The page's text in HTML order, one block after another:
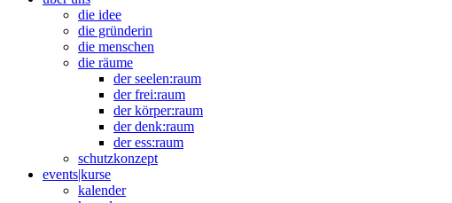
die idee
die gründerin
die menschen
die räume
der seelen:raum
der frei:raum
der körper:raum
der denk:raum
der ess:raum
schutzkonzept
events|kurse
kalender